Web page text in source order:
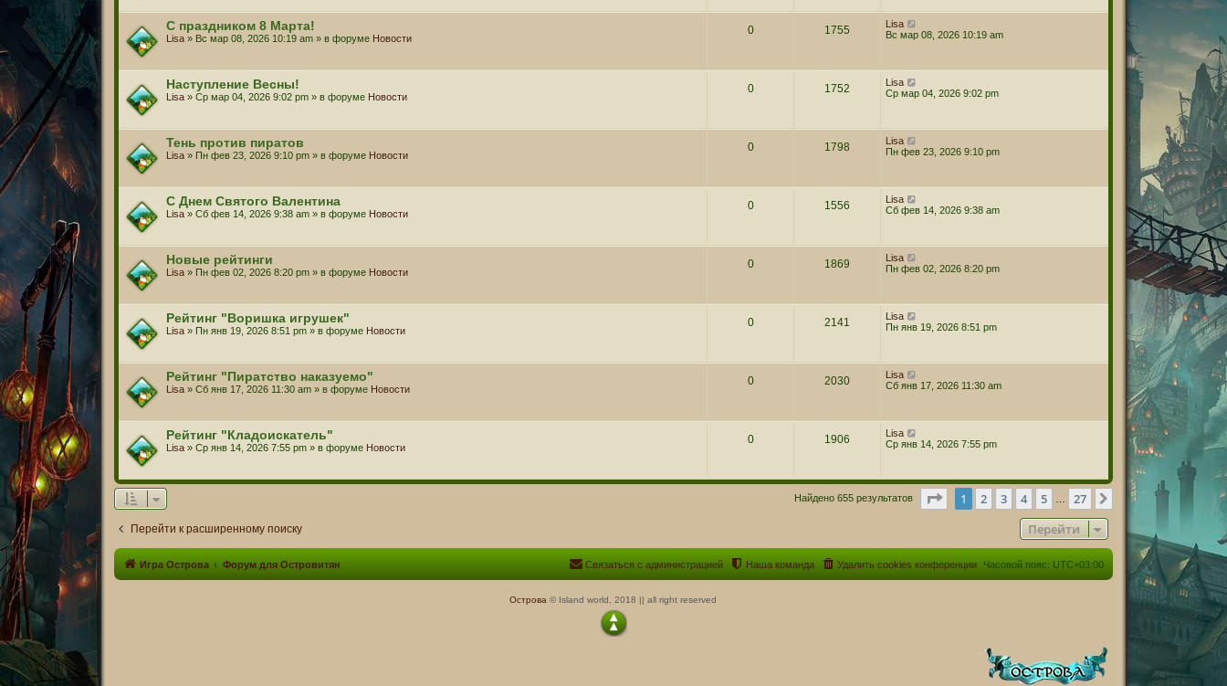
С праздником 8 Марта!
Lisa» Вс мар 08, 2026 10:19 am » в форуме Новости
0 1755
Lisa
Вс мар 08, 2026 10:19 am
Наступление Весны!
Lisa» Ср мар 04, 2026 9:02 pm » в форуме Новости
0 1752
Lisa
Ср мар 04, 2026 9:02 pm
Тень против пиратов
Lisa» Пн фев 23, 2026 9:10 pm » в форуме Новости
0 1798
Lisa
Пн фев 23, 2026 9:10 pm
С Днем Святого Валентина
Lisa» Сб фев 14, 2026 9:38 am » в форуме Новости
0 1556
Lisa
Сб фев 14, 2026 9:38 am
Новые рейтинги
Lisa» Пн фев 02, 2026 8:20 pm » в форуме Новости
0 1869
Lisa
Пн фев 02, 2026 8:20 pm
Рейтинг "Воришка игрушек"
Lisa» Пн янв 19, 2026 8:51 pm » в форуме Новости
0 2141
Lisa
Пн янв 19, 2026 8:51 pm
Рейтинг "Пиратство наказуемо"
Lisa» Сб янв 17, 2026 11:30 am » в форуме Новости
0 2030
Lisa
Сб янв 17, 2026 11:30 am
Рейтинг "Кладоискатель"
Lisa» Ср янв 14, 2026 7:55 pm » в форуме Новости
0 1906
Lisa
Ср янв 14, 2026 7:55 pm
Найдено 655 результатов Страница1 из 27
1 2 3 4 5 27 След.
Перейти к расширенному поиску Перейти
Игра Острова Форум для Островитян Часовой пояс: UTC+03:00
Удалить cookies конференции
Наша команда
Связаться с администрацией
Острова © Island world, 2018 || all right reserved